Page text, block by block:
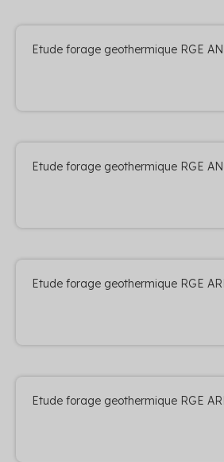
Etude forage geothermique RGE
Etude forage geothermique RGE
Etude forage geothermique RGE
Etude forage geothermique RGE